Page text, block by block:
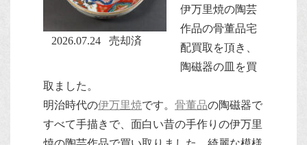
2026.07.24 売却済
伊万里焼の陶芸
作品の骨董品宅
配買取を頂き、
陶磁器の皿を買
取ました。
明治時代の伊万里焼です。 骨董品の陶磁器で
すべて手描きで、面白い昔の手作りの伊万里